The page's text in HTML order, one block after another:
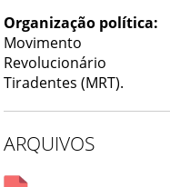
Organização política:
Movimento
Revolucionário
Tiradentes (MRT).
ARQUIVOS